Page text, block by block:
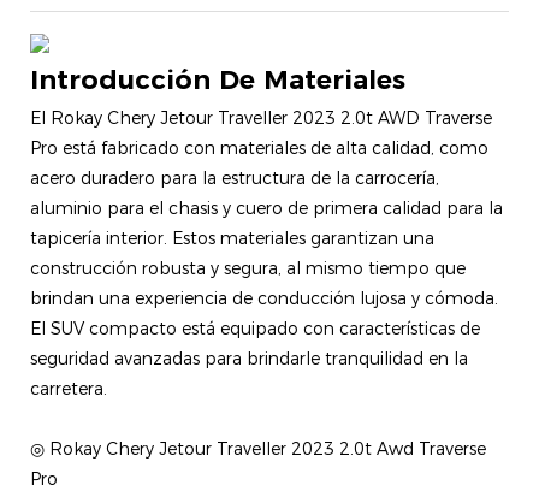
Introducción De Materiales
El Rokay Chery Jetour Traveller 2023 2.0t AWD Traverse
Pro está fabricado con materiales de alta calidad, como
acero duradero para la estructura de la carrocería,
aluminio para el chasis y cuero de primera calidad para la
tapicería interior. Estos materiales garantizan una
construcción robusta y segura, al mismo tiempo que
brindan una experiencia de conducción lujosa y cómoda.
El SUV compacto está equipado con características de
seguridad avanzadas para brindarle tranquilidad en la
carretera.
◎ Rokay Chery Jetour Traveller 2023 2.0t Awd Traverse
Pro